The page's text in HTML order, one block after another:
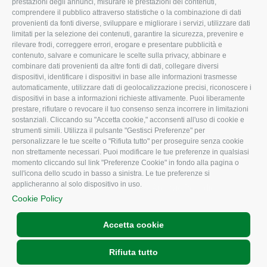
prestazioni degli annunci, misurare le prestazioni dei contenuti,
comprendere il pubblico attraverso statistiche o la combinazione di dati
provenienti da fonti diverse, sviluppare e migliorare i servizi, utilizzare dati
limitati per la selezione dei contenuti, garantire la sicurezza, prevenire e
rilevare frodi, correggere errori, erogare e presentare pubblicità e
contenuto, salvare e comunicare le scelte sulla privacy, abbinare e
combinare dati provenienti da altre fonti di dati, collegare diversi
dispositivi, identificare i dispositivi in base alle informazioni trasmesse
automaticamente, utilizzare dati di geolocalizzazione precisi, riconoscere i
dispositivi in base a informazioni richieste attivamente. Puoi liberamente
prestare, rifiutare o revocare il tuo consenso senza incorrere in limitazioni
sostanziali. Cliccando su "Accetta cookie," acconsenti all'uso di cookie e
strumenti simili. Utilizza il pulsante "Gestisci Preferenze" per
personalizzare le tue scelte o "Rifiuta tutto" per proseguire senza cookie
non strettamente necessari. Puoi modificare le tue preferenze in qualsiasi
momento cliccando sul link "Preferenze Cookie" in fondo alla pagina o
sull'icona dello scudo in basso a sinistra. Le tue preferenze si
applicheranno al solo dispositivo in uso.
Cookie Policy
Accetta cookie
Rifiuta tutto
Uffici della Sede
provinciale
Le Sedi di Zona
Agricoltori S.r.l.
Whistleblowing
Confagricoltura Rovigo e
Agricoltori srl
Associazione
CONFAGRICOLTURA
ATTIVA
Notizie in evidenza
Eventi
Comunicati Stampa
Video
Iscrizione Newsletter
Newsletter